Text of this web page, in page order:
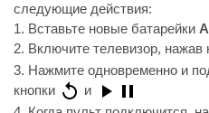
следующие действия:
1. Вставьте новые батарейки
2. Включите телевизор, нажав
3. Нажмите одновременно и
кнопки
и